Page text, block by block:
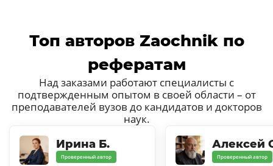
Топ авторов Zaochnik по
рефератам
Над заказами работают специалисты с
подтвержденным опытом в своей области – от
преподавателей вузов до кандидатов и докторов
наук.
Ирина Б.
Проверенный автор
Алексей
Проверенный автор